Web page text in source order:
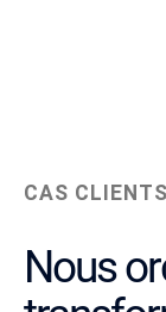
CAS
Nous